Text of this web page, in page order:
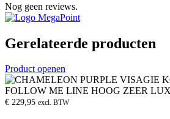
Nog geen reviews.
Gerelateerde producten
Product openen
€ 229,95 excl. BTW